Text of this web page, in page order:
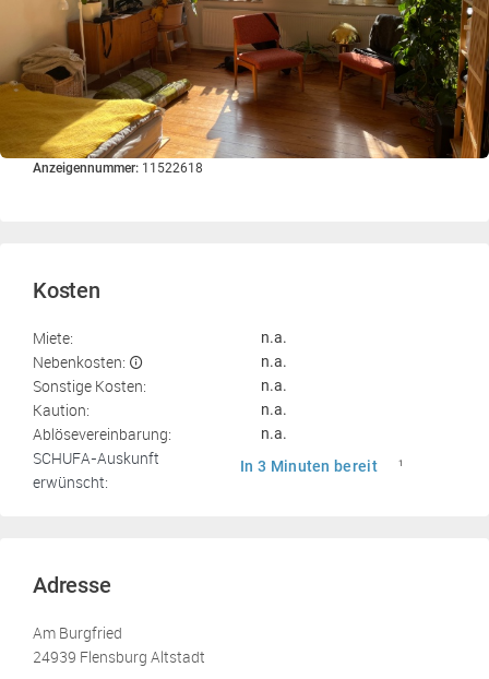
Anzeigennummer: 11522618
Kosten
Miete: n.a.
Nebenkosten: n.a.
Sonstige Kosten: n.a.
Kaution: n.a.
Ablösevereinbarung: n.a.
SCHUFA-Auskunft
erwünscht:
In 3 Minuten bereit 1
Adresse
Am Burgfried
24939 Flensburg Altstadt